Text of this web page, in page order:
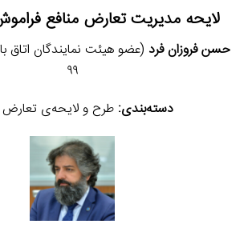
لایحه مدیریت تعارض منافع
حسن فروزان فرد
۹۹
دسته‌بندی: طرح و لایحه‌ی تعارض